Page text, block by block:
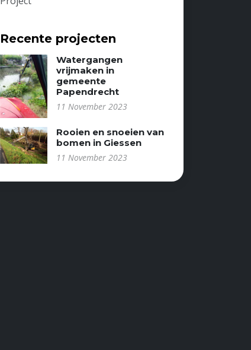
Recente projecten
Watergangen
vrijmaken in
gemeente
Papendrecht
11 November 2023
Rooien en snoeien van
bomen in Giessen
11 November 2023